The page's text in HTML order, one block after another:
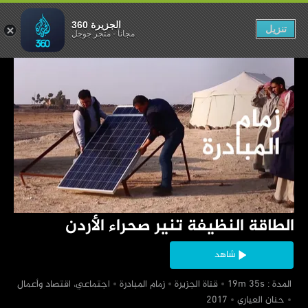
‏الطاقة النظيفة تنير صحراء الأردن
شاهد
‏ المدة : 19m 35s
‏قناة الجزيرة ‏زمام المبادرة
‏اجتماعي، اقتصاد وأعمال
‏حنان العياري
صحراء الأردن
الجزيرة 360
مجاناً-متجر جوجل تنزيل